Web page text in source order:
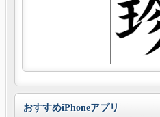
おすすめiPhoneアプリ